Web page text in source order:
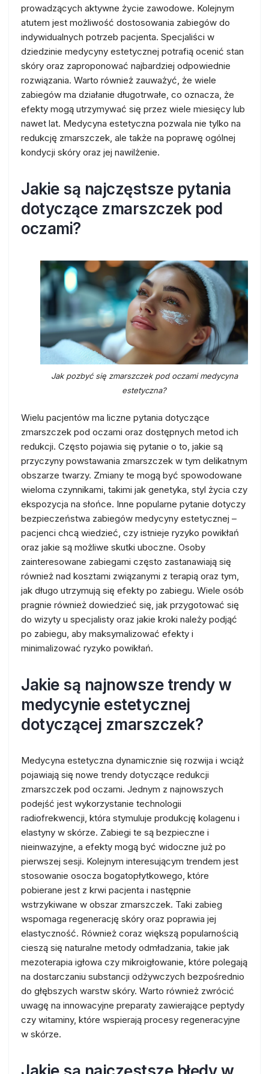
prowadzących aktywne życie zawodowe. Kolejnym
atutem jest możliwość dostosowania zabiegów do
indywidualnych potrzeb pacjenta. Specjaliści w
dziedzinie medycyny estetycznej potrafią ocenić stan
skóry oraz zaproponować najbardziej odpowiednie
rozwiązania. Warto również zauważyć, że wiele
zabiegów ma działanie długotrwałe, co oznacza, że
efekty mogą utrzymywać się przez wiele miesięcy lub
nawet lat. Medycyna estetyczna pozwala nie tylko na
redukcję zmarszczek, ale także na poprawę ogólnej
kondycji skóry oraz jej nawilżenie.
Jakie są najczęstsze pytania
dotyczące zmarszczek pod
oczami?
Jak pozbyć się zmarszczek pod oczami medycyna
estetyczna?
Wielu pacjentów ma liczne pytania dotyczące
zmarszczek pod oczami oraz dostępnych metod ich
redukcji. Często pojawia się pytanie o to, jakie są
przyczyny powstawania zmarszczek w tym delikatnym
obszarze twarzy. Zmiany te mogą być spowodowane
wieloma czynnikami, takimi jak genetyka, styl życia czy
ekspozycja na słońce. Inne popularne pytanie dotyczy
bezpieczeństwa zabiegów medycyny estetycznej –
pacjenci chcą wiedzieć, czy istnieje ryzyko powikłań
oraz jakie są możliwe skutki uboczne. Osoby
zainteresowane zabiegami często zastanawiają się
również nad kosztami związanymi z terapią oraz tym,
jak długo utrzymują się efekty po zabiegu. Wiele osób
pragnie również dowiedzieć się, jak przygotować się
do wizyty u specjalisty oraz jakie kroki należy podjąć
po zabiegu, aby maksymalizować efekty i
minimalizować ryzyko powikłań.
Jakie są najnowsze trendy w
medycynie estetycznej
dotyczącej zmarszczek?
Medycyna estetyczna dynamicznie się rozwija i wciąż
pojawiają się nowe trendy dotyczące redukcji
zmarszczek pod oczami. Jednym z najnowszych
podejść jest wykorzystanie technologii
radiofrekwencji, która stymuluje produkcję kolagenu i
elastyny w skórze. Zabiegi te są bezpieczne i
nieinwazyjne, a efekty mogą być widoczne już po
pierwszej sesji. Kolejnym interesującym trendem jest
stosowanie osocza bogatopłytkowego, które
pobierane jest z krwi pacjenta i następnie
wstrzykiwane w obszar zmarszczek. Taki zabieg
wspomaga regenerację skóry oraz poprawia jej
elastyczność. Również coraz większą popularnością
cieszą się naturalne metody odmładzania, takie jak
mezoterapia igłowa czy mikroigłowanie, które polegają
na dostarczaniu substancji odżywczych bezpośrednio
do głębszych warstw skóry. Warto również zwrócić
uwagę na innowacyjne preparaty zawierające peptydy
czy witaminy, które wspierają procesy regeneracyjne
w skórze.